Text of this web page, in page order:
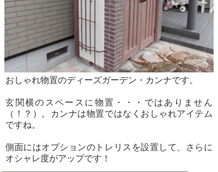
おしゃれ物置のディーズガーデン・カンナです。
玄関横のスペースに物置・・・ではありません
（！？）。カンナは物置ではなくおしゃれアイテム
ですね。
側面にはオプションのトレリスを設置して、さらに
オシャレ度がアップです！